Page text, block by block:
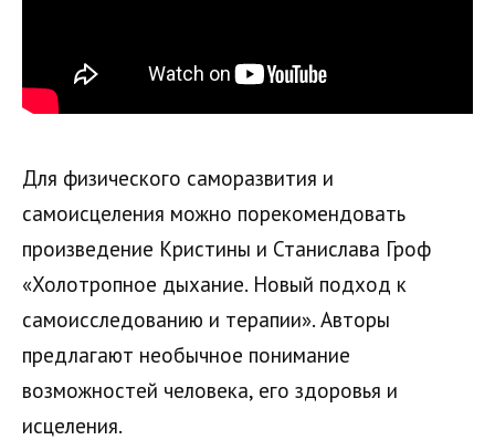
Для физического саморазвития и
самоисцеления можно порекомендовать
произведение Кристины и Станислава Гроф
«Холотропное дыхание. Новый подход к
самоисследованию и терапии». Авторы
предлагают необычное понимание
возможностей человека, его здоровья и
исцеления.